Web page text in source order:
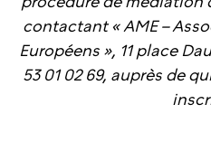
contactant « AME –
Européens », 11 place
53 01 02 69, auprès de